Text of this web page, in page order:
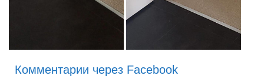
Комментарии через Facebook